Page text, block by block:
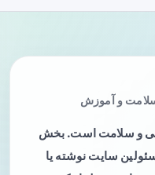
و آموزش
و سلامت است. بخش
سایت نوشته یا